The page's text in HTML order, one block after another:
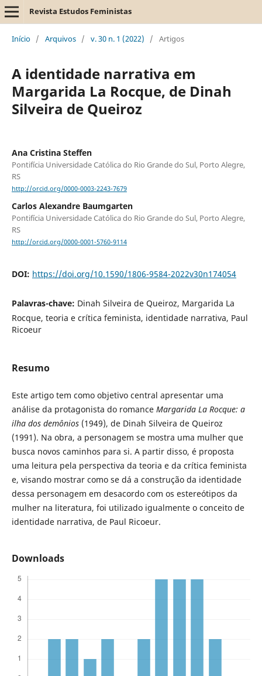
Revista Estudos Feministas
Início / Arquivos / v. 30 n. 1 (2022) / Artigos
A identidade narrativa em
Margarida La Rocque, de Dinah
Silveira de Queiroz
Ana Cristina Steffen
Pontifícia Universidade Católica do Rio Grande do Sul, Porto Alegre,
RS
http://orcid.org/0000-0003-2243-7679
Carlos Alexandre Baumgarten
Pontifícia Universidade Católica do Rio Grande do Sul, Porto Alegre,
RS
http://orcid.org/0000-0001-5760-9114
DOI: https://doi.org/10.1590/1806-9584-2022v30n174054
Palavras-chave: Dinah Silveira de Queiroz, Margarida La
Rocque, teoria e crítica feminista, identidade narrativa, Paul
Ricoeur
Resumo
Este artigo tem como objetivo central apresentar uma
análise da protagonista do romance Margarida La Rocque: a
ilha dos demônios(1949), de Dinah Silveira de Queiroz
(1991). Na obra, a personagem se mostra uma mulher que
busca novos caminhos para si. A partir disso, é proposta
uma leitura pela perspectiva da teoria e da crítica feminista
e, visando mostrar como se dá a construção da identidade
dessa personagem em desacordo com os estereótipos da
mulher na literatura, foi utilizado igualmente o conceito de
identidade narrativa, de Paul Ricoeur.
Downloads